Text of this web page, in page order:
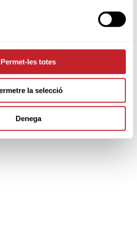
Permet-les totes
la selecció
Denega